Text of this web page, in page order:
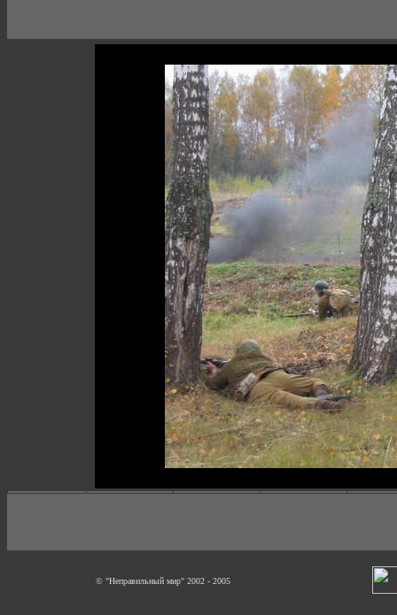
© "Неправильный мир" 2002 - 2005